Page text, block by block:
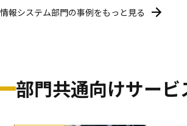
情報システム部門の事例をもっと見る
部門共通向けサービ